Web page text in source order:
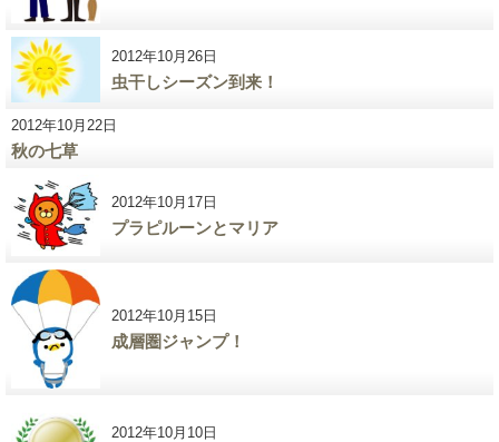
2012年10月26日
虫干しシーズン到来！
2012年10月22日
秋の七草
2012年10月17日
プラピルーンとマリア
2012年10月15日
成層圏ジャンプ！
2012年10月10日